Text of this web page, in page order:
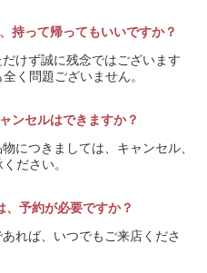
持って帰ってもいいですか？
けず誠に残念ではございます
く問題ございません。
ンセルはできますか？
につきましては、キャンセル、
ださい。
予約が必要ですか？
れば、いつでもご来店くださ